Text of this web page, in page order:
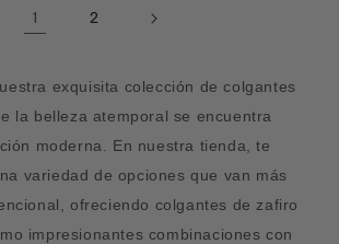
1 2
exquisita colección de colgantes
la belleza atemporal se encuentra
moderna. En nuestra tienda, te
variedad de opciones que van más
ofreciendo colgantes de zafiro
impresionantes combinaciones con